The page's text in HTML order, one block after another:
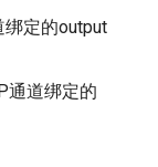
绑定的output
通道绑定的